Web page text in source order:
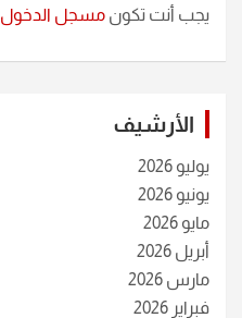
يجب أنت تكون مسجل الدخول
الأرشيف
يوليو 2026
يونيو 2026
مايو 2026
أبريل 2026
مارس 2026
فبراير 2026